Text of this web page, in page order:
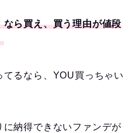
ら買え、買う理由が値段
るなら、YOU買っちゃい
納得できないファンデが